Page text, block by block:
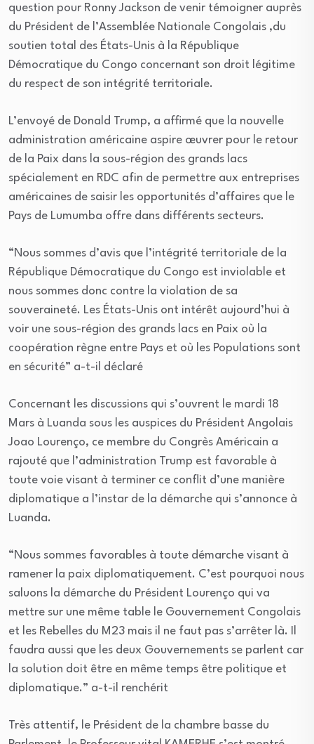
question pour Ronny Jackson de venir témoigner auprès
du Président de l’Assemblée Nationale Congolais ,du
soutien total des États-Unis à la République
Démocratique du Congo concernant son droit légitime
du respect de son intégrité territoriale.
L’envoyé de Donald Trump, a affirmé que la nouvelle
administration américaine aspire œuvrer pour le retour
de la Paix dans la sous-région des grands lacs
spécialement en RDC afin de permettre aux entreprises
américaines de saisir les opportunités d’affaires que le
Pays de Lumumba offre dans différents secteurs.
“Nous sommes d’avis que l’intégrité territoriale de la
République Démocratique du Congo est inviolable et
nous sommes donc contre la violation de sa
souveraineté. Les États-Unis ont intérêt aujourd’hui à
voir une sous-région des grands lacs en Paix où la
coopération règne entre Pays et où les Populations sont
en sécurité” a-t-il déclaré
Concernant les discussions qui s’ouvrent le mardi 18
Mars à Luanda sous les auspices du Président Angolais
Joao Lourenço, ce membre du Congrès Américain a
rajouté que l’administration Trump est favorable à
toute voie visant à terminer ce conflit d’une manière
diplomatique a l’instar de la démarche qui s’annonce à
Luanda.
“Nous sommes favorables à toute démarche visant à
ramener la paix diplomatiquement. C’est pourquoi nous
saluons la démarche du Président Lourenço qui va
mettre sur une même table le Gouvernement Congolais
et les Rebelles du M23 mais il ne faut pas s’arrêter là. Il
faudra aussi que les deux Gouvernements se parlent car
la solution doit être en même temps être politique et
diplomatique.” a-t-il renchérit
Très attentif, le Président de la chambre basse du